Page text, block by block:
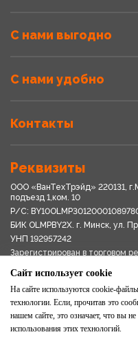
С нами выгодно
С нами удобно
Контакты
Реквизиты
ООО «ВанТехТрэйд» 220131,
подъезд 1,ком. 10
Р/С:
БИК OLMPBY2X. г. Минск, ул.
УНП 192957242
Зарегистрирован в торговом
Свидетельство о
Мингориспоплком
Политика обработки
Положение о системе
Политика в отношении
Сайт использует cookie
На сайте используются cookie-
технологии. Если, прочитав это
нашем сайте, это означает, что вы
использования этих технологий.